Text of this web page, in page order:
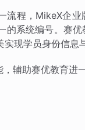
流程，MikeX企
的系统编号。赛
现学员身份信息
辅助赛优教育进